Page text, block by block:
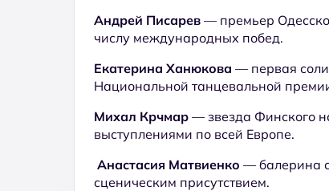
Андрей Писарев — премьер
числу международных побед.
Екатерина Ханюкова — первая
Национальной танцевальной
Михал Крчмар — звезда Финского
выступлениями по всей Европе.
Анастасия Матвиенко — балерина
сценическим присутствием.